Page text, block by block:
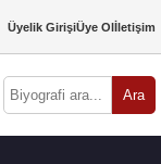
Üyelik GirişiÜye Olİletişim
Ara